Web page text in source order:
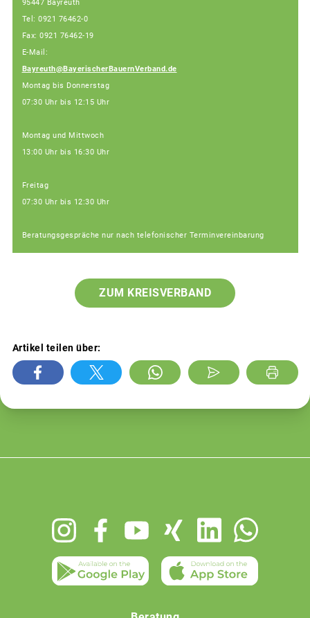
95447 Bayreuth
Tel: 0921 76462-0
Fax: 0921 76462-19
E-Mail:
Bayreuth@BayerischerBauernVerband.de
Montag bis Donnerstag
07:30 Uhr bis 12:15 Uhr
Montag und Mittwoch
13:00 Uhr bis 16:30 Uhr
Freitag
07:30 Uhr bis 12:30 Uhr
Beratungsgespräche nur nach telefonischer Terminvereinbarung
ZUM KREISVERBAND
Artikel teilen über: